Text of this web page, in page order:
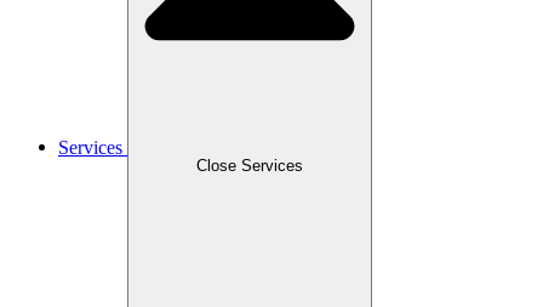
Services
Close Services